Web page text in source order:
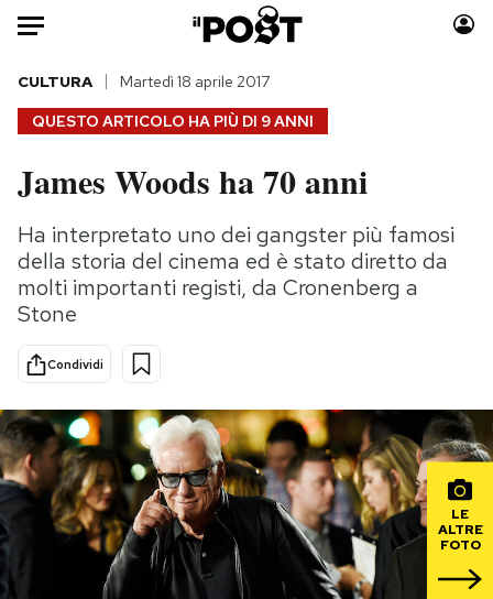
Auto
HOME
Italia
Politica
Tecnologia
Internet
Scienza
Cultura
Economia
Sport
Moda
Consumismi
Storie/Idee
Altrecose
Mondiali calcio 2026
PODCAST
QUESTO ARTICOLO HA PIÙ DI 9 ANNI
CULTURA Martedì 18 aprile 2017
James Woods ha 70 anni
Ha interpretato uno dei gangster più famosi
della storia del cinema ed è stato diretto da
molti importanti registi, da Cronenberg a
Stone
Condividi
LE
ALTRE
FOTO